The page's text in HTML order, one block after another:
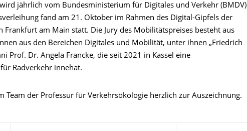
jährlich vom Bundesministerium für Digitales und Verkehr (BMDV)
fand am 21. Oktober im Rahmen des Digital-Gipfels der
Frankfurt am Main statt. Die Jury des Mobilitätspreises besteht aus
aus den Bereichen Digitales und Mobilität, unter ihnen „Friedrich
Prof. Dr. Angela Francke, die seit 2021 in Kassel eine
Radverkehr innehat.
Team der Professur für Verkehrsökologie herzlich zur Auszeichnung.